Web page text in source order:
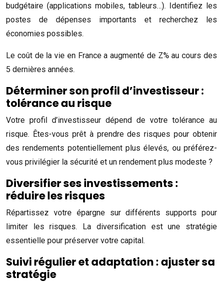
budgétaire (applications mobiles, tableurs…). Identifiez les
postes de dépenses importants et recherchez les
économies possibles.
Le coût de la vie en France a augmenté de Z% au cours des
5 dernières années.
Déterminer son profil d’investisseur :
tolérance au risque
Votre profil d’investisseur dépend de votre tolérance au
risque. Êtes-vous prêt à prendre des risques pour obtenir
des rendements potentiellement plus élevés, ou préférez-
vous privilégier la sécurité et un rendement plus modeste ?
Diversifier ses investissements :
réduire les risques
Répartissez votre épargne sur différents supports pour
limiter les risques. La diversification est une stratégie
essentielle pour préserver votre capital.
Suivi régulier et adaptation : ajuster sa
stratégie